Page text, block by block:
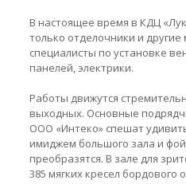
В настоящее время в КДЦ
только отделочники и другие
специалисты по установке
панелей, электрики.
Работы движутся
выходных. Основные
ООО «Интеко» спешат
имиджем большого зала и
преобразятся. В зале для
385 мягких кресел бордового